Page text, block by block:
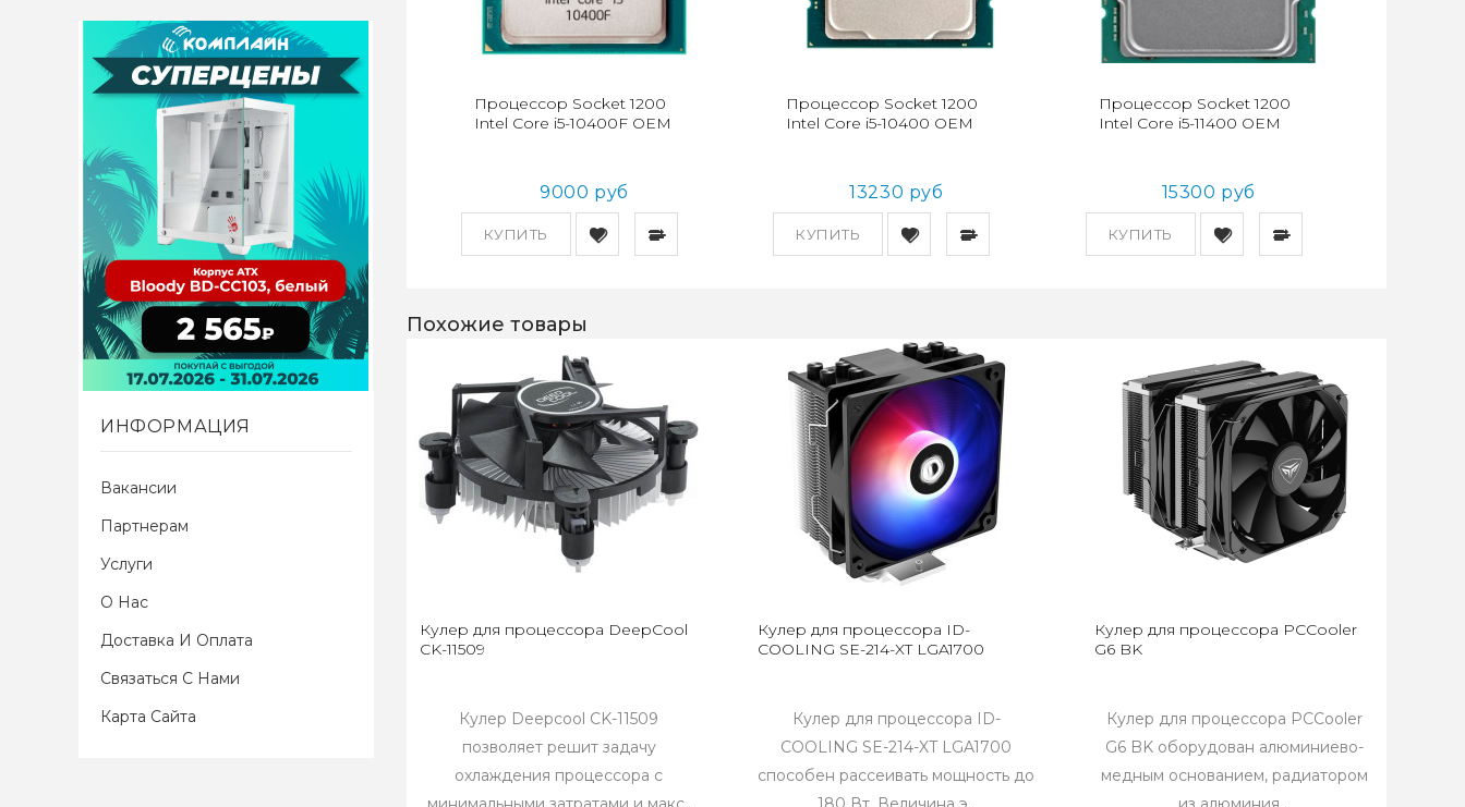
ИНФОРМАЦИЯ
Вакансии
Партнерам
Услуги
О Нас
Доставка И Оплата
Связаться С Нами
Карта Сайта
КУПИТЬ
Процессор Socket 1200
Intel Core i5-10400F OEM
9000 руб
КУПИТЬ
Процессор Socket 1200
Intel Core i5-10400 OEM
13230 руб
КУПИТЬ
Процессор Socket 1200
Intel Core i5-11400 OEM
15300 руб
Похожие товары
Кулер для процессора DeepCool
CK-11509
Кулер Deepcool CK-11509
позволяет решит задачу
охлаждения процессора с
Кулер для процессора ID-
COOLING SE-214-XT LGA1700
Кулер для процессора ID-
COOLING SE-214-XT LGA1700
способен рассеивать мощность до
Кулер для процессора PCCooler
G6 BK
Кулер для процессора PCCooler
G6 BK оборудован алюминиево-
медным основанием, радиатором